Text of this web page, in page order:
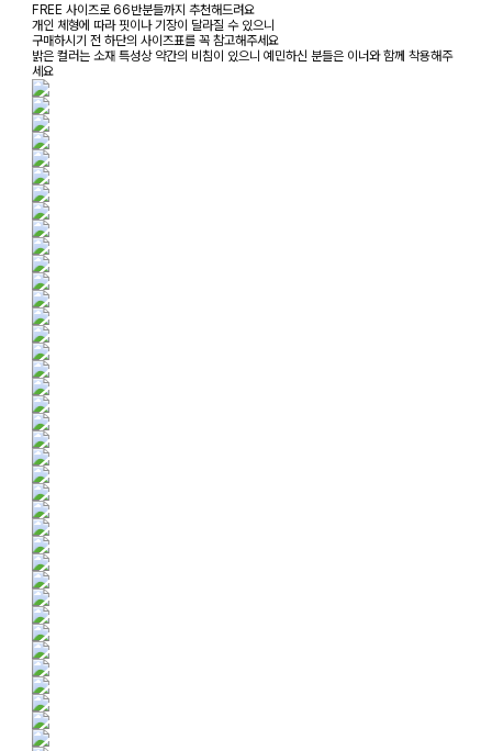
FREE 사이즈로 66반분들까지 추천해드려요
개인 체형에 따라 핏이나 기장이 달라질 수 있으니
구매하시기 전 하단의 사이즈표를 꼭 참고해주세요
밝은 컬러는 소재 특성상 약간의 비침이 있으니 예민하신 분들은 이너와 함께 착용해주
세요